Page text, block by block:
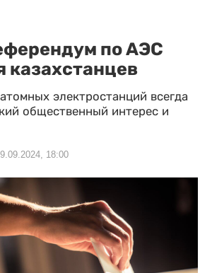
по АЭС
казахстанцев
электростанций всегда
общественный интерес и
18:00